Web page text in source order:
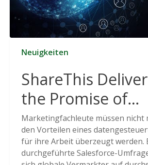
Neuigkeiten
ShareThis
the Promise of
Cookieless Data
Solutions
Marketingfachleute müssen nicht
den Vorteilen eines
für ihre Arbeit überzeugt werden.
durchgeführte Salesforce-